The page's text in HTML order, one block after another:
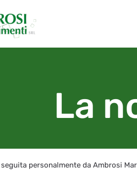
La
personalmente da Ambrosi